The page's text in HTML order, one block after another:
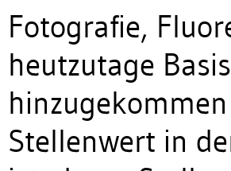
Fotografie,
heutzutage
Stellenwert in